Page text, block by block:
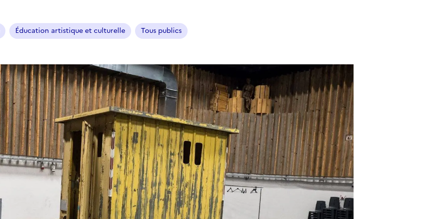
Éducation artistique et culturelle Tous publics